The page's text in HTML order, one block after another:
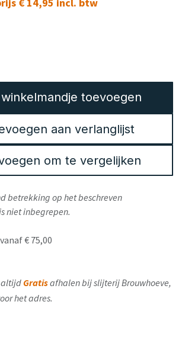
toevoegen
om te vergelijken
aan verlanglijst
betrekking op het beschreven
niet inbegrepen.
€ 75,00
altijd Gratisafhalen bij slijterij Brouwhoeve,
het adres.